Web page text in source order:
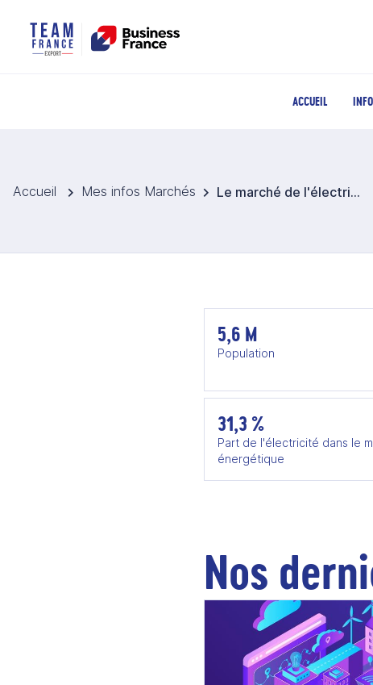
ACCUEIL
Accueil Mes infos Marchés Le marché de l'électricité et des Smart Grids en Finlande
5,6 M
Population
31,3 %
Part de l'électricité dans le
énergétique
Nos